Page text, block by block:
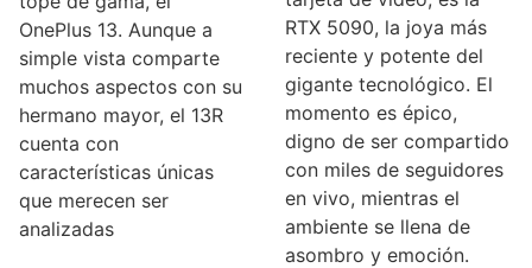
OnePlus 13. Aunque a
simple vista comparte
muchos aspectos con su
hermano mayor, el 13R
cuenta con
características únicas
que merecen ser
analizadas
RTX 5090, la joya más
reciente y potente del
gigante tecnológico. El
momento es épico,
digno de ser compartido
con miles de seguidores
en vivo, mientras el
ambiente se llena de
asombro y emoción.